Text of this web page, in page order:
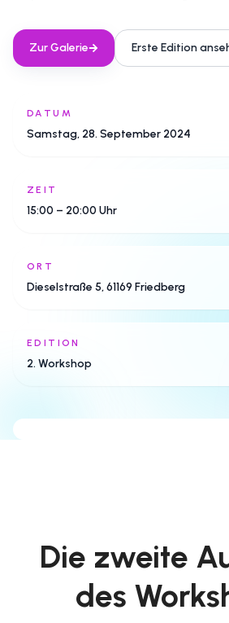
Zur Galerie Erste Edition
DATUM
Samstag, 28. September 2024
ZEIT
15:00 – 20:00 Uhr
ORT
Dieselstraße 5, 61169 Friedberg
EDITION
2. Workshop
pure Energie in
tanzen, lernen und gemeinsam
Die zweite
des